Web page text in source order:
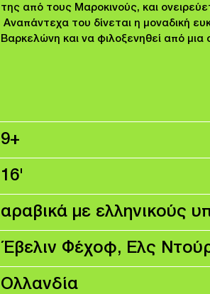
της από τους Μαροκινούς, και
Αναπάντεχα του δίνεται η μοναδική
Βαρκελώνη και να φιλοξενηθεί από μια
9+
16'
αραβικά με ελληνικούς
Έβελιν Φέχοφ, Ελς
Ολλανδία